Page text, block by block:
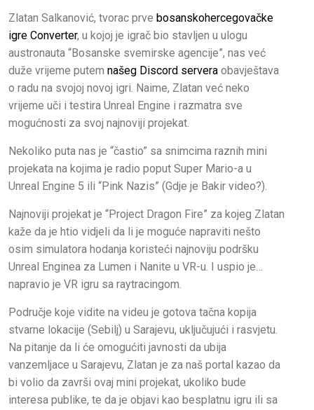
Zlatan Salkanović, tvorac prve bosanskohercegovačke
igre Converter, u kojoj je igrač bio stavljen u ulogu
austronauta “Bosanske svemirske agencije”, nas već
duže vrijeme putem našeg Discord servera obavještava
o radu na svojoj novoj igri. Naime, Zlatan već neko
vrijeme uči i testira Unreal Engine i razmatra sve
mogućnosti za svoj najnoviji projekat.
Nekoliko puta nas je “častio” sa snimcima raznih mini
projekata na kojima je radio poput Super Mario-a u
Unreal Engine 5 ili “Pink Nazis” (Gdje je Bakir video?).
Najnoviji projekat je “Project Dragon Fire” za kojeg Zlatan
kaže da je htio vidjeli da li je moguće napraviti nešto
osim simulatora hodanja koristeći najnoviju podršku
Unreal Enginea za Lumen i Nanite u VR-u. I uspio je…
napravio je VR igru sa raytracingom.
Područje koje vidite na videu je gotova tačna kopija
stvarne lokacije (Sebilj) u Sarajevu, uključujući i rasvjetu.
Na pitanje da li će omogućiti javnosti da ubija
vanzemljace u Sarajevu, Zlatan je za naš portal kazao da
bi volio da završi ovaj mini projekat, ukoliko bude
interesa publike, te da je objavi kao besplatnu igru ili sa